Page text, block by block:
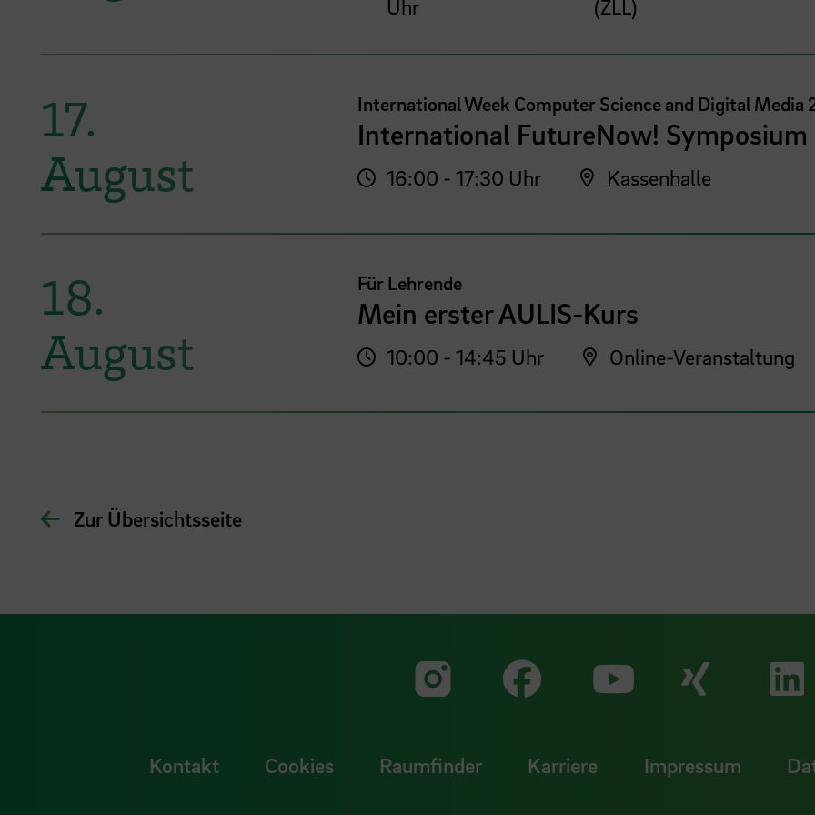
Uhr (ZLL)
17.
August
International Week Computer Science and Digital Media
International FutureNow! Symposium
16:00 - 17:30 Uhr Kassenhalle
18.
August
Für Lehrende
Mein erster AULIS-Kurs
10:00 - 14:45 Uhr Online-Veranstaltung
Zur Übersichtsseite
Zu unserer
Zu
Kontakt Cookies Raumfinder Karriere Impressum